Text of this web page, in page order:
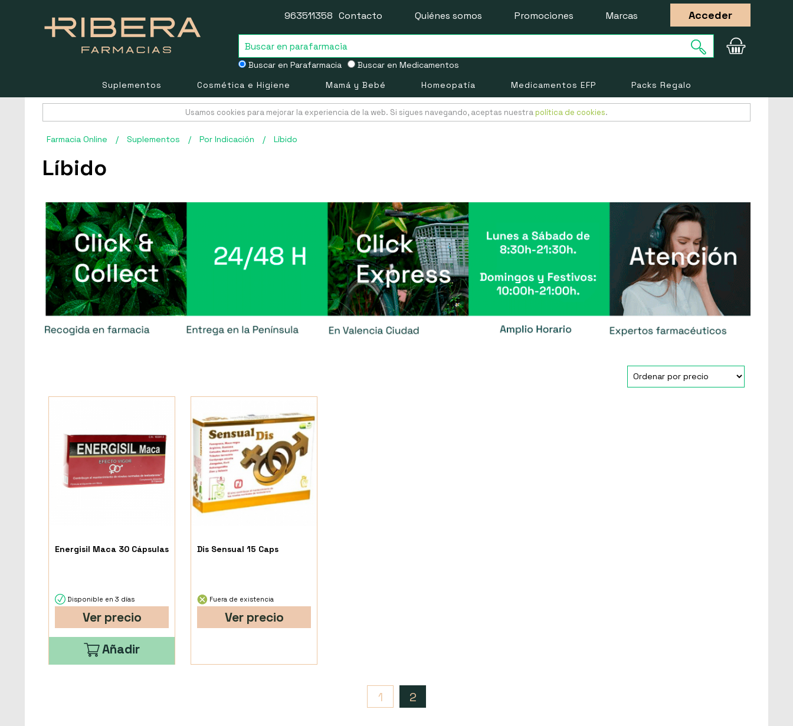
Buscar en Parafarmacia Buscar en Medicamentos
963511358 Contacto Quiénes somos Promociones Marcas Acceder
Suplementos Cosmética e Higiene Mamá y Bebé Homeopatía Medicamentos EFP Packs Regalo
Usamos cookies para mejorar la experiencia de la web. Si sigues navegando, aceptas nuestra política de cookies.
Farmacia Online / Suplementos / Por Indicación / Líbido
Líbido
Energisil Maca 30 Cápsulas
Disponible en 3 días
Ver precio
Añadir
Dis Sensual 15 Caps
Fuera de existencia
Ver precio
1 2